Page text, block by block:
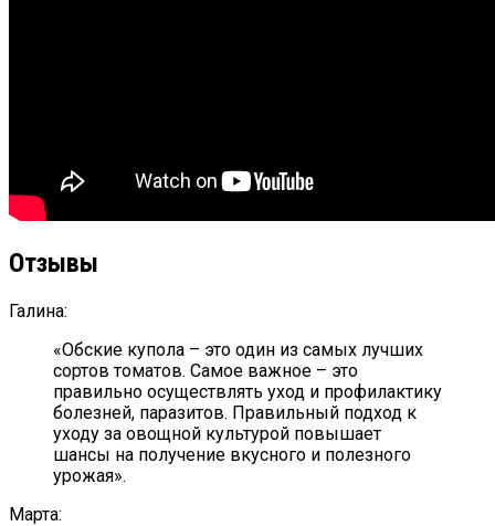
Отзывы
Галина:
«Обские купола – это один из самых лучших
сортов томатов. Самое важное – это
правильно осуществлять уход и профилактику
болезней, паразитов. Правильный подход к
уходу за овощной культурой повышает
шансы на получение вкусного и полезного
урожая».
Марта: